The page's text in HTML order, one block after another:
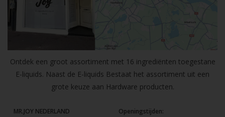
Ontdek een groot assortiment met 16 ingrediënten toegestane
E-liquids. Naast de E-liquids Bestaat het assortiment uit een
grote keuze aan Hardware producten.
MR.JOY NEDERLAND
Openingstijden: